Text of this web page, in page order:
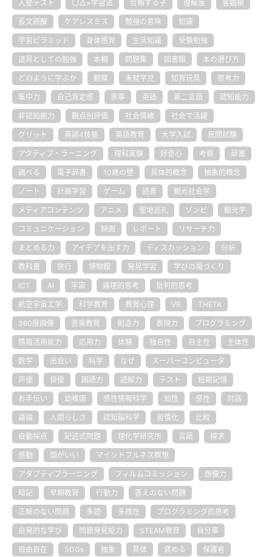
入塾テスト 〇△×学習法 合格する子 理解度 客観視
長文読解 ケアレスミス 勉強の意味 知識
学習ピラミッド 身体感覚 生活知識 受験勉強
道具としての勉強 本棚 問題集 図書館 本の選び方
どのように学ぶか 観察 未就学児 知育玩具 思考力
集中力 自己肯定感 家事 英語 第二言語 認知能力
非認知能力 観点別評価 社会情緒 社会で活躍
グリット 英語4技能 英語教育 大学入試 民間試験
アクティブ・ラーニング 理科実験 好奇心 考察 辞書
調べる 電子辞書 10歳の壁 具体的概念 抽象的概念
ノート 計画学習 ゲーム 読書 観光社会学
メディアコンテンツ アニメ 聖地巡礼 ゾンビ 観光学
コミュニケーション 映画 レポート リサーチ力
まとめる力 アイデアを出す力 ディスカッション 分析
教科書 旅行 博物館 発見学習 学びの場づくり
ICT AI 宇宙 論理的思考 批判的思考
航空宇宙工学 科学教育 教育心理 VR THETA
360度画像 音楽教育 創造力 表現力 プログラミング
情報活用能力 応用力 体験 独自性 自主性 主体性
数学 出会い 科学 なぜ スーパーコンピュータ
声優 俳優 国語力 読解力 テスト 短期記憶
お手伝い 幼稚園 感性情報科学 知性 感性 対話
議論 人間らしさ 認知脳科学 習慣化 比較
自動採点 記述式問題 理化学研究所 言語 探求
感動 頭がいい マインドフルネス瞑想
アダプティブラーニング フィルムコミッション 想像力
暗記 早期教育 行動力 答えのない問題
正解のない問題 多読 多様性 プログラミング的思考
自発的な学び 問題発見能力 STEAM教育 自分事
自由自在 SDGs 抽象 具体 褒める 保護者